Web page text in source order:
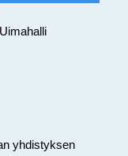
Uimahalli
yhdistyksen